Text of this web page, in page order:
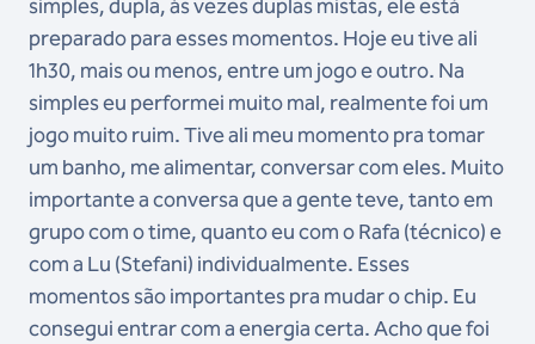
simples, dupla, às vezes duplas mistas, ele está
preparado para esses momentos. Hoje eu tive ali
1h30, mais ou menos, entre um jogo e outro. Na
simples eu performei muito mal, realmente foi um
jogo muito ruim. Tive ali meu momento pra tomar
um banho, me alimentar, conversar com eles. Muito
importante a conversa que a gente teve, tanto em
grupo com o time, quanto eu com o Rafa (técnico) e
com a Lu (Stefani) individualmente. Esses
momentos são importantes pra mudar o chip. Eu
consegui entrar com a energia certa. Acho que foi